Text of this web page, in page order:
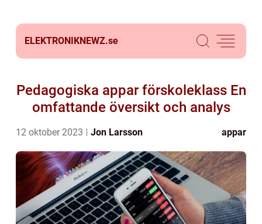
ELEKTRONIKNEWZ.se
Pedagogiska appar förskoleklass En
omfattande översikt och analys
12 oktober 2023 Jon Larsson appar